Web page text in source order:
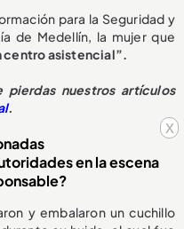
x
para la Seguridad y
de Medellín, la mujer que
centro asistencial”.
nuestros artículos
.
en la escena
y embalaron un cuchillo